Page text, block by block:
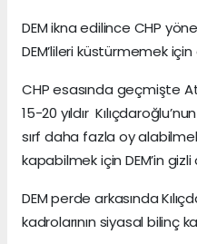
DEM ikna edilince CHP
DEM’lileri küstürmemek
CHP esasında geçmişte
15-20 yıldır
sırf daha fazla oy
kapabilmek için DEM’in
DEM perde arkasında
kadrolarının siyasal bilinç